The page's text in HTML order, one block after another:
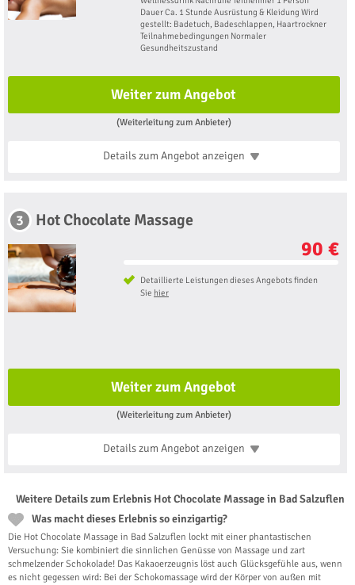
Dauer Ca. 1 Stunde Ausrüstung & Kleidung Wird
gestellt: Badetuch, Badeschlappen, Haartrockner
Teilnahmebedingungen Normaler
Gesundheitszustand
Weiter zum Angebot
(Weiterleitung zum Anbieter)
Details zum Angebotanzeigen
3 Hot Chocolate Massage
90 €
Detaillierte Leistungen dieses Angebots finden
Sie hier
Weiter zum Angebot
(Weiterleitung zum Anbieter)
Details zum Angebotanzeigen
Weitere Details zum Erlebnis Hot Chocolate Massage in Bad Salzuflen
Was macht dieses Erlebnis so einzigartig?
Die Hot Chocolate Massage in Bad Salzuflen lockt mit einer phantastischen
Versuchung: Sie kombiniert die sinnlichen Genüsse von Massage und zart
schmelzender Schokolade! Das Kakaoerzeugnis löst auch Glücksgefühle aus, wenn
es nicht gegessen wird: Bei der Schokomassage wird der Körper von außen mit